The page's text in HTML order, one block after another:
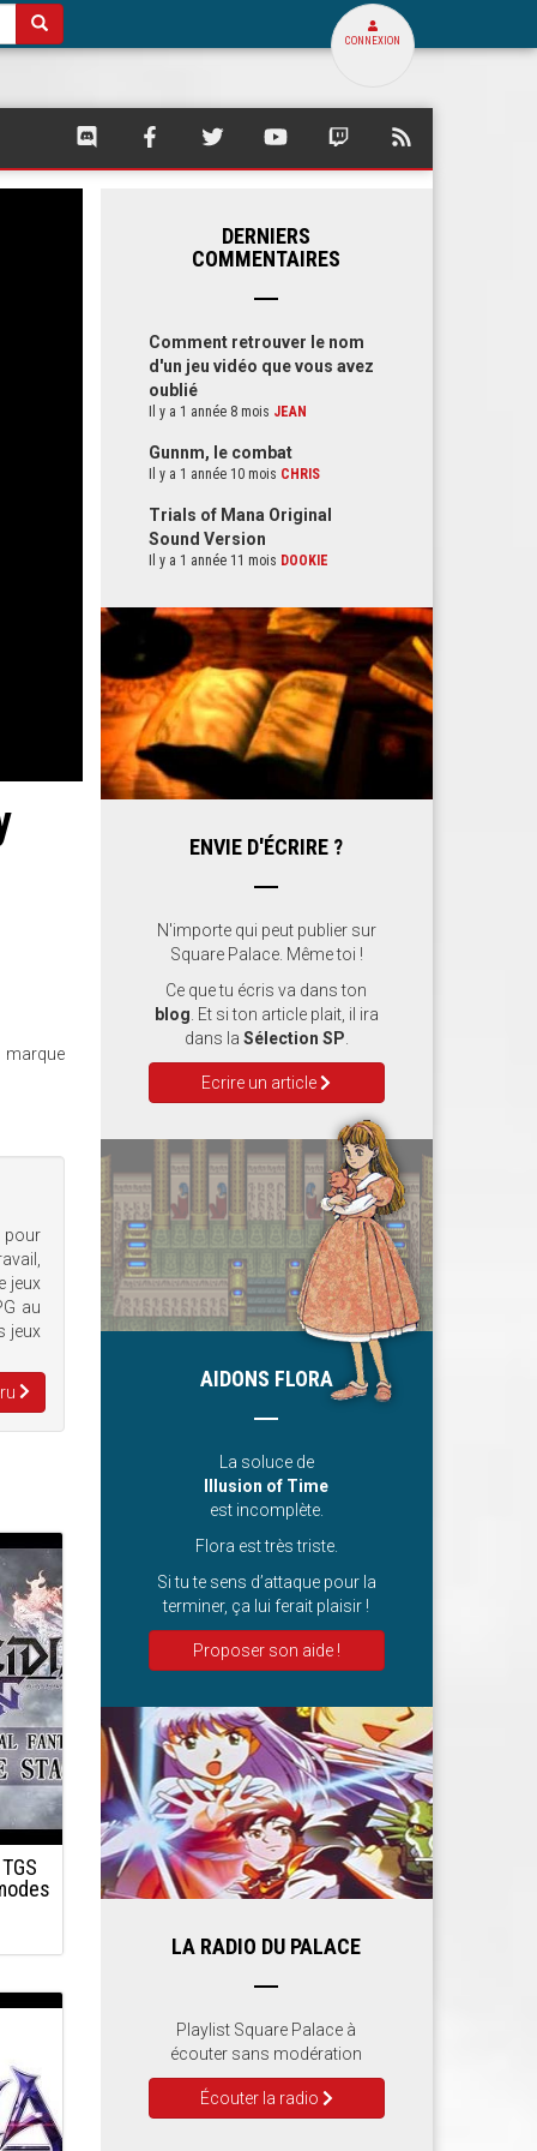
CONNEXION
SQUARE
SQUARE SQUARE SQUARE SQUARE
marque
pour
jeux
au
jeux
DERNIERS
COMMENTAIRES
Comment retrouver le nom
d'un jeu vidéo que vous avez
oublié
Il y a 1 année 8 mois JEAN
Gunnm, le combat
Il y a 1 année 10 mois CHRIS
Trials of Mana Original
Sound Version
Il y a 1 année 11 mois DOOKIE
ENVIE D'ÉCRIRE ?
N'importe qui peut publier sur
Square Palace. Même toi !
Ce que tu écris va dans ton
blog . Et si ton article plait, il ira
dans la Sélection SP
Ecrire un article
AIDONS FLORA
La soluce de
Illusion of Time
est incomplète.
Flora est très triste.
Si tu te sens d’attaque pour la
terminer, ça lui ferait plaisir !
Proposer son aide !
LA RADIO DU PALACE
Playlist Square Palace à
écouter sans modération
Écouter la radio